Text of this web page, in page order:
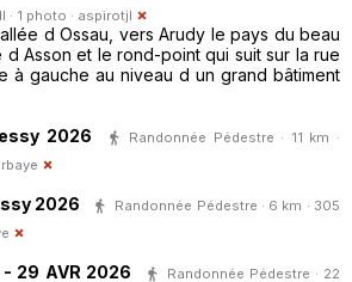
· 1 photo · aspirotjl
d Ossau, vers Arudy le pays du beau
d Asson et le rond-point qui suit sur la rue
à gauche au niveau d un grand bâtiment
2026
Randonnée Pédestre · 11 km ·
2026
Randonnée Pédestre · 6 km · 305
- 29 AVR 2026
Randonnée Pédestre · 22